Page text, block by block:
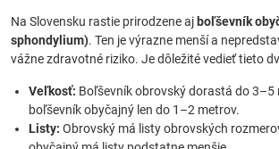
Na Slovensku rastie prirodzene aj boľševník
sphondylium). Ten je výrazne menší a
vážne zdravotné riziko. Je dôležité vedieť tieto
Veľkosť: Boľševník obrovský dorastá do 3–5
boľševník obyčajný len do 1–2 metrov.
Listy: Obrovský má listy obrovských